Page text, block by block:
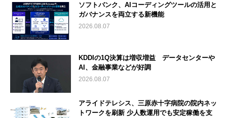
ソフトバンク、AIコーディングツールの活用と
ガバナンスを両立する新機能
2026.08.07
KDDIの1Q決算は増収増益 データセンターや
AI、金融事業などが好調
2026.08.07
アライドテレシス、三原赤十字病院の院内ネッ
トワークを刷新 少人数運用でも安定稼働を支